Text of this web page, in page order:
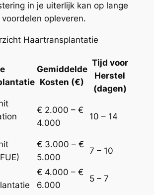
in je uiterlijk kan op lange
opleveren.
Haartransplantatie
Gemiddelde
Kosten (€)
Tijd voor
Herstel
(dagen)
€ 2.000 – €
4.000
10 – 14
€ 3.000 – €
5.000
7 – 10
€ 4.000 – €
6.000
5 – 7